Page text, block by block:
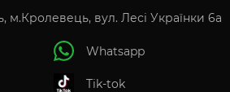
м.Кролевець, вул. Лесі Українки 6а
Whatsapp
Tik-tok